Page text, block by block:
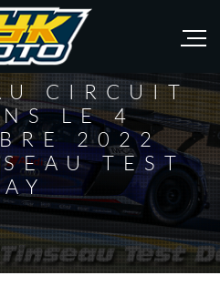
CIRCUIT
LE 4
2022
TEST